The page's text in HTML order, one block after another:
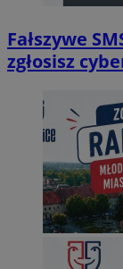
Fałszywe
zgłosisz